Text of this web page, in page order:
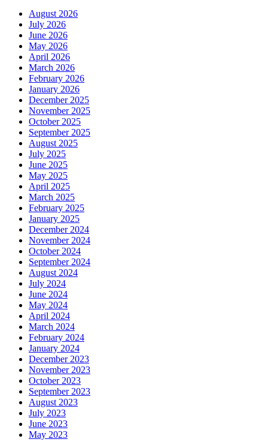
August 2026
July 2026
June 2026
May 2026
April 2026
March 2026
February 2026
January 2026
December 2025
November 2025
October 2025
September 2025
August 2025
July 2025
June 2025
May 2025
April 2025
March 2025
February 2025
January 2025
December 2024
November 2024
October 2024
September 2024
August 2024
July 2024
June 2024
May 2024
April 2024
March 2024
February 2024
January 2024
December 2023
November 2023
October 2023
September 2023
August 2023
July 2023
June 2023
May 2023